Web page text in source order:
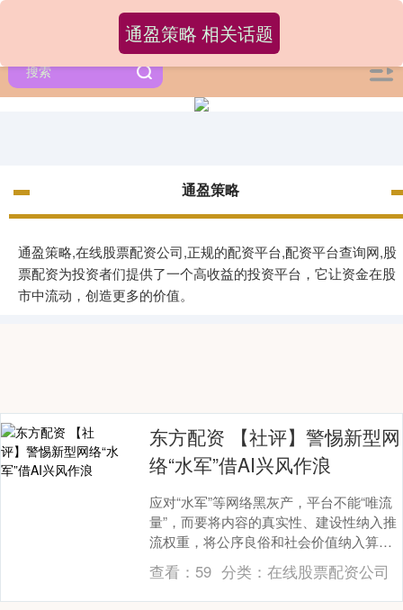
通盈策略
通盈策略,在线股票配资公司,正规的配资平台,配资平台查询网,股
票配资为投资者们提供了一个高收益的投资平台，它让资金在股
市中流动，创造更多的价值。
通盈策略 相关话题
东方配资 【社评】警惕新型网
络“水军”借AI兴风作浪
应对“水军”等网络黑灰产，平台不能“唯流
量”，而要将内容的真实性、建设性纳入推
流权重，将公序良俗和社会价值纳入算法
视野，让恶意炒作失去经济动力；应升级
技术手段，....
查看： 59 分类： 在线股票配资公司